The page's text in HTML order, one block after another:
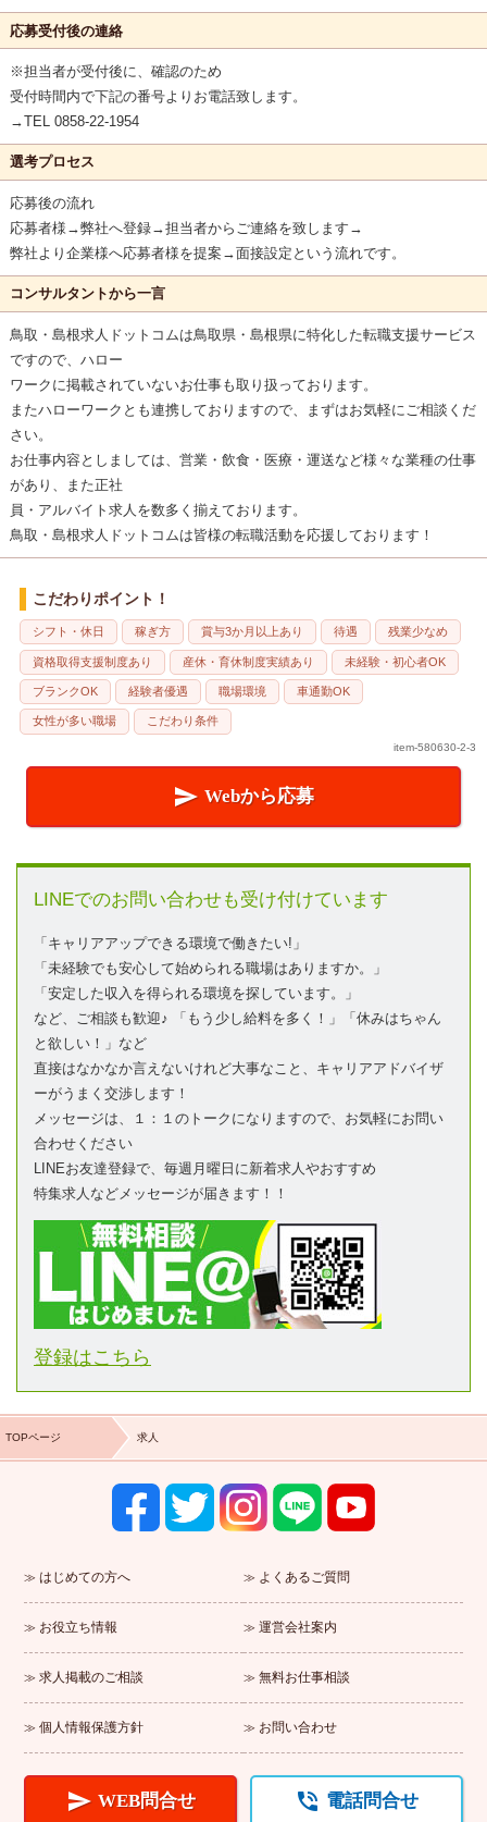
応募受付後の連絡
※担当者が受付後に、確認のため
受付時間内で下記の番号よりお電話致します。
→TEL 0858-22-1954
選考プロセス
応募後の流れ
応募者様→弊社へ登録→担当者からご連絡を致します→
弊社より企業様へ応募者様を提案→面接設定という流れです。
コンサルタントから一言
鳥取・島根求人ドットコムは鳥取県・島根県に特化した転職支援サービス
ですので、ハロー
ワークに掲載されていないお仕事も取り扱っております。
またハローワークとも連携しておりますので、まずはお気軽にご相談くだ
さい。
お仕事内容としましては、営業・飲食・医療・運送など様々な業種の仕事
があり、また正社
員・アルバイト求人を数多く揃えております。
鳥取・島根求人ドットコムは皆様の転職活動を応援しております！
こだわりポイント！
シフト・休日 稼ぎ方 賞与3か月以上あり 待遇 残業少なめ
資格取得支援制度あり 産休・育休制度実績あり 未経験・初心者OK
ブランクOK 経験者優遇 職場環境 車通勤OK
女性が多い職場 こだわり条件
item-580630-2-3
 Webから応募
LINEでのお問い合わせも受け付けています
「キャリアアップできる環境で働きたい!」
「未経験でも安心して始められる職場はありますか。」
「安定した収入を得られる環境を探しています。」
など、ご相談も歓迎♪ 「もう少し給料を多く！」「休みはちゃん
と欲しい！」など
直接はなかなか言えないけれど大事なこと、キャリアアドバイザ
ーがうまく交渉します！
メッセージは、１：１のトークになりますので、お気軽にお問い
合わせください
LINEお友達登録で、毎週月曜日に新着求人やおすすめ
特集求人などメッセージが届きます！！
登録はこちら
TOPページ 求人
はじめての方へ よくあるご質問
お役立ち情報 運営会社案内
求人掲載のご相談 無料お仕事相談
個人情報保護方針 お問い合わせ
 WEB問合せ  電話問合せ